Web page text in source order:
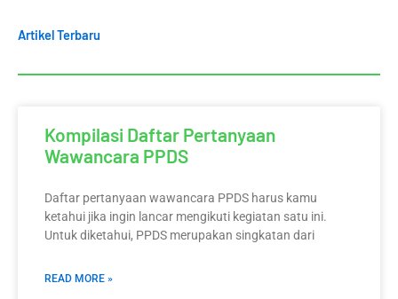
Artikel Terbaru
Kompilasi Daftar Pertanyaan
Wawancara PPDS
Daftar pertanyaan wawancara PPDS harus kamu
ketahui jika ingin lancar mengikuti kegiatan satu ini.
Untuk diketahui, PPDS merupakan singkatan dari
READ MORE »